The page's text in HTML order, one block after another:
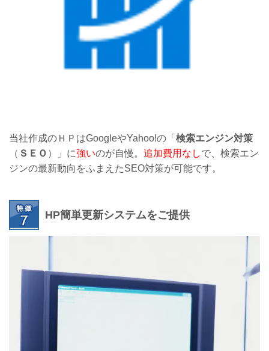
当社作成のＨＰはGoogleやYahoo!の「 検索エンジン対策
（ ＳＥＯ ）」に強いのが自慢。 追加費用なしで、検索エン
ジンの最新動向をふまえたSEO対策が可能です。
HP簡単更新システムをご提供